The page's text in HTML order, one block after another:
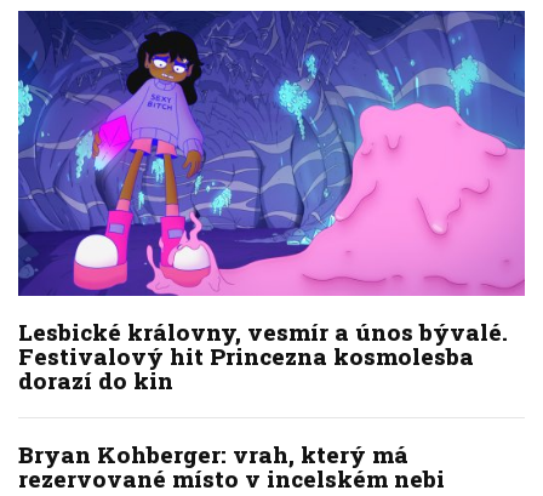
Lesbické královny, vesmír a únos bývalé.
Festivalový hit Princezna kosmolesba
dorazí do kin
Bryan Kohberger: vrah, který má
rezervované místo v incelském nebi